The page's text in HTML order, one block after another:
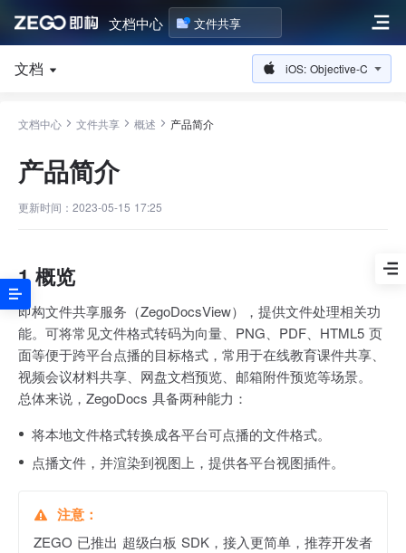
文档中心 文件共享
文档 iOS: Objective-C
文档中心 文件共享 概述 产品简介
产品简介
更新时间：2023-05-15 17:25
1 概览
即构文件共享服务（ZegoDocsView），提供文件处理相关功
能。可将常见文件格式转码为向量、PNG、PDF、HTML5 页
面等便于跨平台点播的目标格式，常用于在线教育课件共享、
视频会议材料共享、网盘文档预览、邮箱附件预览等场景。
总体来说，ZegoDocs 具备两种能力：
将本地文件格式转换成各平台可点播的文件格式。
点播文件，并渲染到视图上，提供各平台视图插件。
ZEGO 已推出 超级白板 SDK，接入更简单，推荐开发者